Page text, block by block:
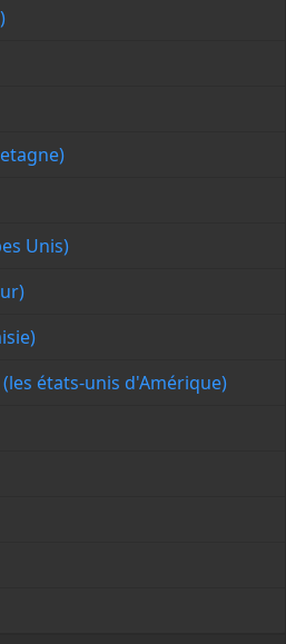
Unis)
états-unis d'Amérique)